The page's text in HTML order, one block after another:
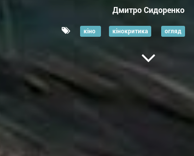
Дмитро Сидоренко
кіно кінокритика огляд